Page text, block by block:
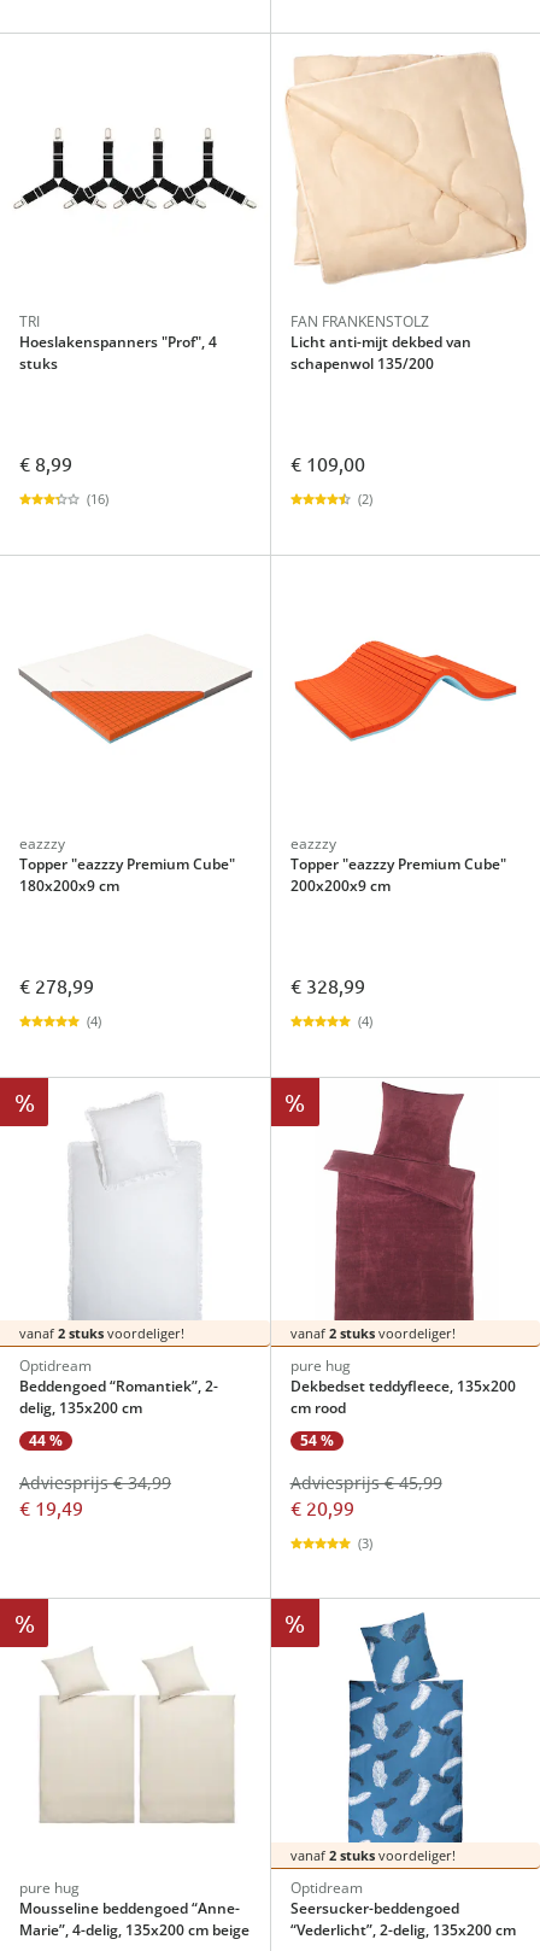
TRI
Hoeslakenspanners "Prof", 4
stuks
€ 8,99
(16)
FAN FRANKENSTOLZ
Licht anti-mijt dekbed van
schapenwol 135/200
€ 109,00
(2)
eazzzy
Topper "eazzzy Premium Cube"
180x200x9 cm
€ 278,99
(4)
eazzzy
Topper "eazzzy Premium Cube"
200x200x9 cm
€ 328,99
(4)
%
vanaf 2 stuks voordeliger!
Optidream
Beddengoed “Romantiek”, 2-
delig, 135x200 cm
44 %
€ 19,49
Adviesprijs € 34,99
%
vanaf 2 stuksvoordeliger!
pure hug
Dekbedset teddyfleece, 135x200
cm rood
54 %
€ 20,99
Adviesprijs € 45,99
(3)
%
pure hug
Mousseline beddengoed “Anne-
Marie”, 4-delig, 135x200 cm beige
%
vanaf 2 stuksvoordeliger!
Optidream
Seersucker-beddengoed
“Vederlicht”, 2-delig, 135x200 cm